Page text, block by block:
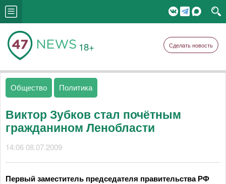
18+ Сделать новость
Общество Политика
Виктор Зубков стал почётным
гражданином Ленобласти
14:06 08.07.2009
Первый заместитель председателя правительства РФ